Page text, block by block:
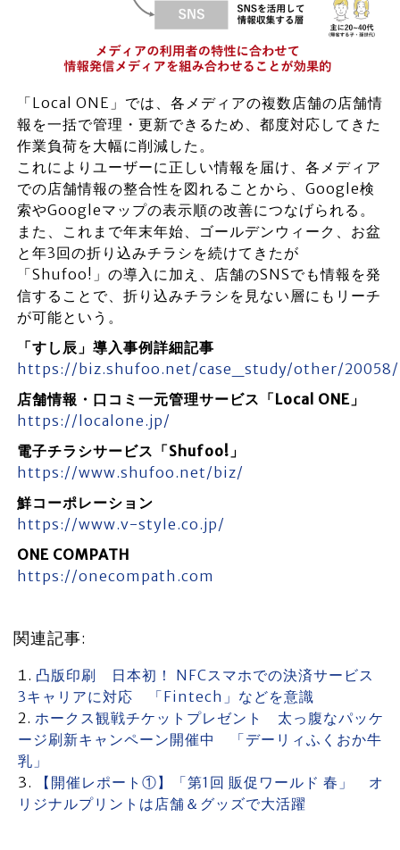
「Local ONE」では、各メディアの複数店舗の店舗情
報を一括で管理・更新できるため、都度対応してきた
作業負荷を大幅に削減した。
これによりユーザーに正しい情報を届け、各メディア
での店舗情報の整合性を図れることから、Google検
索やGoogleマップの表示順の改善につなげられる。
また、これまで年末年始、ゴールデンウィーク、お盆
と年3回の折り込みチラシを続けてきたが
「Shufoo!」の導入に加え、店舗のSNSでも情報を発
信することで、折り込みチラシを見ない層にもリーチ
が可能という。
「すし辰」導入事例詳細記事
https://biz.shufoo.net/case_study/other/20058/
店舗情報・口コミ一元管理サービス「Local ONE」
https://localone.jp/
電子チラシサービス「Shufoo!」
https://www.shufoo.net/biz/
鮮コーポレーション
https://www.v-style.co.jp/
ONE COMPATH
https://onecompath.com
関連記事:
凸版印刷 日本初！ NFCスマホでの決済サービス
3キャリアに対応 「Fintech」などを意識
ホークス観戦チケットプレゼント 太っ腹なパッケ
ージ刷新キャンペーン開催中 「デーリィふくおか牛
乳」
【開催レポート①】「第1回 販促ワールド 春」 オ
リジナルプリントは店舗＆グッズで大活躍